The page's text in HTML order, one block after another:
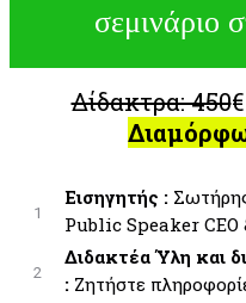
σεμινάριο
Δίδακτρα: 450
1
Εισηγητής :
Public Speaker
2
Διδακτέα Ύλη και
: Ζητήστε